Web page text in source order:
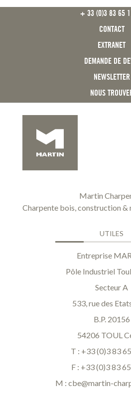
+ 33 (0)3 83 65
CONTACT
EXTRANET
DEMANDE DE
NEWSLETTER
NOUS
Martin
Charpente bois, construction &
UTILES
Entreprise
Pôle Industriel
Secteur A
533, rue des
B.P. 20156
54206 TOUL
T : +33 (0)3 83
F : +33 (0)3 83
M : cbe@martin-